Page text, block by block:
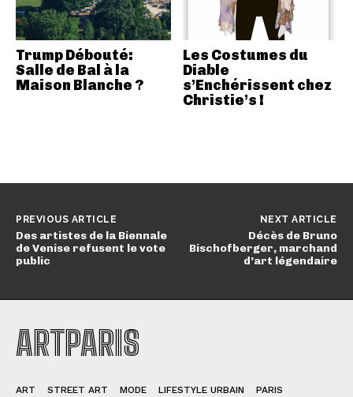
Trump Débouté:
Salle de Bal à la
Maison Blanche ?
Les Costumes du
Diable
s’Enchérissent chez
Christie’s !
PREVIOUS ARTICLE
Des artistes de la Biennale
de Venise refusent le vote
public
NEXT ARTICLE
Décès de Bruno
Bischofberger, marchand
d’art légendaire
ARTPARIS
ART STREET ART MODE LIFESTYLE URBAIN PARIS